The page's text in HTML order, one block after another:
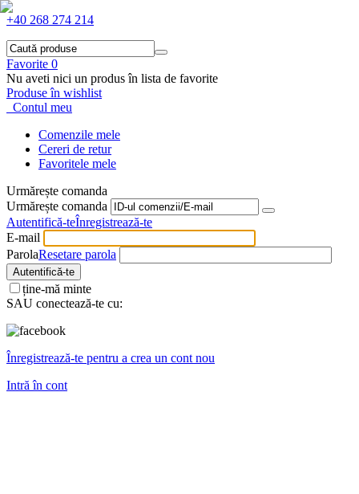
+40 268 274 214
Favorite 0
Nu aveti nici un produs în lista de favorite
Produse în wishlist
Contul meu
Comenzile mele
Cereri de retur
Favoritele mele
Urmărește comanda
Urmărește comanda
Autentifică-teÎnregistrează-te
E-mail
ParolaResetare parola
Autentifică-te
ține-mă minte
SAU conectează-te cu:
Înregistrează-te pentru a crea un cont nou
Intră în cont